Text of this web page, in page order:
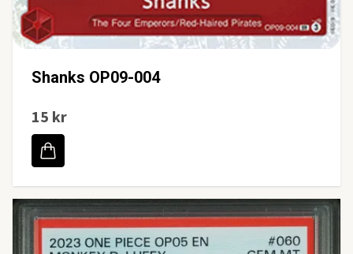
Shanks OP09-004
15 kr